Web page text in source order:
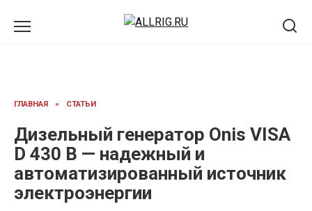
ГЛАВНАЯ » СТАТЬИ
Дизельный генератор Onis VISA
D 430 B — надежный и
автоматизированный источник
электроэнергии